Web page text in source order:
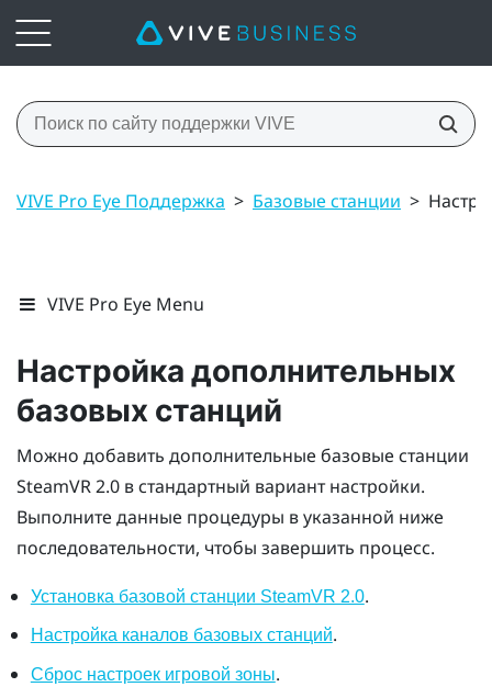
VIVE Pro Eye Поддержка > Базовые станции >
VIVE Pro Eye Menu
Настройка дополнительных
базовых станций
Можно добавить дополнительные базовые станции
SteamVR2.0 в стандартный вариант настройки.
Выполните данные процедуры в указанной ниже
последовательности, чтобы завершить процесс.
Установка базовой станции SteamVR 2.0.
Настройка каналов базовых станций.
Сброс настроек игровой зоны.